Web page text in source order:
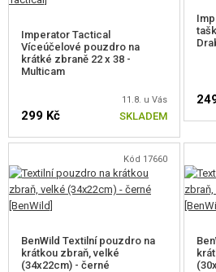
UNIFORMY, TRIČKA, KALHOTY, BUNDY
VESTY
RUKAVICE
CHRÁNIČE
Imperator Tactical
Víceúčelové pouzdro na
krátké zbraně 22 x 38 -
Multicam
11.8. u Vás
299 Kč SKLADEM
Kód 17660
BenWild Textilní pouzdro na
krátkou zbraň, velké
(34x22cm) - černé